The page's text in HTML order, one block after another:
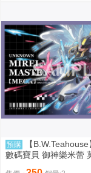
預購
【
數碼寶貝 御神樂米蕾